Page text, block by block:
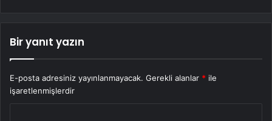
Bir yanıt yazın
E-posta adresiniz yayınlanmayacak. Gerekli alanlar * ile
işaretlenmişlerdir